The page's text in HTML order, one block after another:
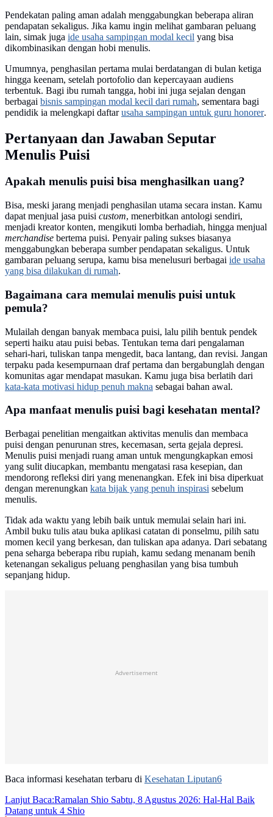
Pendekatan paling aman adalah menggabungkan beberapa aliran
pendapatan sekaligus. Jika kamu ingin melihat gambaran peluang
lain, simak juga ide usaha sampingan modal kecil yang bisa
dikombinasikan dengan hobi menulis.
Umumnya, penghasilan pertama mulai berdatangan di bulan ketiga
hingga keenam, setelah portofolio dan kepercayaan audiens
terbentuk. Bagi ibu rumah tangga, hobi ini juga sejalan dengan
berbagai bisnis sampingan modal kecil dari rumah, sementara bagi
pendidik ia melengkapi daftarusaha sampingan untuk guru honorer.
Pertanyaan dan Jawaban Seputar
Menulis Puisi
Apakah menulis puisi bisa menghasilkan uang?
Bisa, meski jarang menjadi penghasilan utama secara instan. Kamu
dapat menjual jasa puisi custom, menerbitkan antologi sendiri,
menjadi kreator konten, mengikuti lomba berhadiah, hingga menjual
merchandise bertema puisi. Penyair paling sukses biasanya
menggabungkan beberapa sumber pendapatan sekaligus. Untuk
gambaran peluang serupa, kamu bisa menelusuri berbagai ide usaha
yang bisa dilakukan di rumah.
Bagaimana cara memulai menulis puisi untuk
pemula?
Mulailah dengan banyak membaca puisi, lalu pilih bentuk pendek
seperti haiku atau puisi bebas. Tentukan tema dari pengalaman
sehari-hari, tuliskan tanpa mengedit, baca lantang, dan revisi. Jangan
terpaku pada kesempurnaan draf pertama dan bergabunglah dengan
komunitas agar mendapat masukan. Kamu juga bisa berlatih dari
kata-kata motivasi hidup penuh makna sebagai bahan awal.
Apa manfaat menulis puisi bagi kesehatan mental?
Berbagai penelitian mengaitkan aktivitas menulis dan membaca
puisi dengan penurunan stres, kecemasan, serta gejala depresi.
Menulis puisi menjadi ruang aman untuk mengungkapkan emosi
yang sulit diucapkan, membantu mengatasi rasa kesepian, dan
mendorong refleksi diri yang menenangkan. Efek ini bisa diperkuat
dengan merenungkan kata bijak yang penuh inspirasi sebelum
menulis.
Tidak ada waktu yang lebih baik untuk memulai selain hari ini.
Ambil buku tulis atau buka aplikasi catatan di ponselmu, pilih satu
momen kecil yang berkesan, dan tuliskan apa adanya. Dari sebatang
pena seharga beberapa ribu rupiah, kamu sedang menanam benih
ketenangan sekaligus peluang penghasilan yang bisa tumbuh
sepanjang hidup.
Advertisement
Baca informasi kesehatan terbaru di Kesehatan Liputan6
Lanjut Baca:Ramalan Shio Sabtu, 8 Agustus 2026: Hal-Hal Baik
Datang untuk 4 Shio